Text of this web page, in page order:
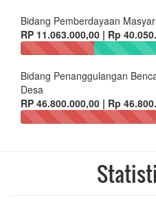
Bidang Pemberdayaan
RP 11.063.000,00 | Rp
Bidang Penanggulangan
Desa
RP 46.800.000,00 | Rp